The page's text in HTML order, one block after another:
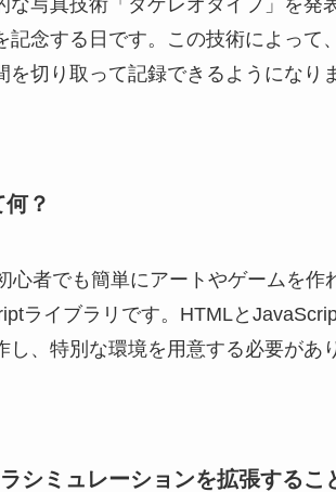
記念する日です。この技術によって
を切り取って記録できるようになり
？
心者でも簡単にアートやゲームを作
ライブラリです。HTMLと
し、特別な環境を用意する必要があ
シミュレーションを拡張するこ